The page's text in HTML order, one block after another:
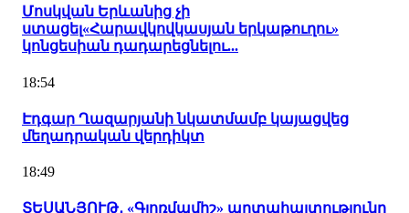
Մոսկվան Երևանից չի
ստացել«Հարավկովկասյան երկաթուղու»
կոնցեսիան դադարեցնելու...
18:54
Էդգար Ղազարյանի նկատմամբ կայացվեց
մեղադրական վերդիկտ
18:49
ՏԵՍԱՆՅՈՒԹ․ «Գյոռմամիշ» արտահայտությունը